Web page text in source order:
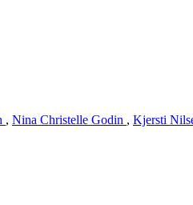
, Nina Christelle Godin , Kjersti